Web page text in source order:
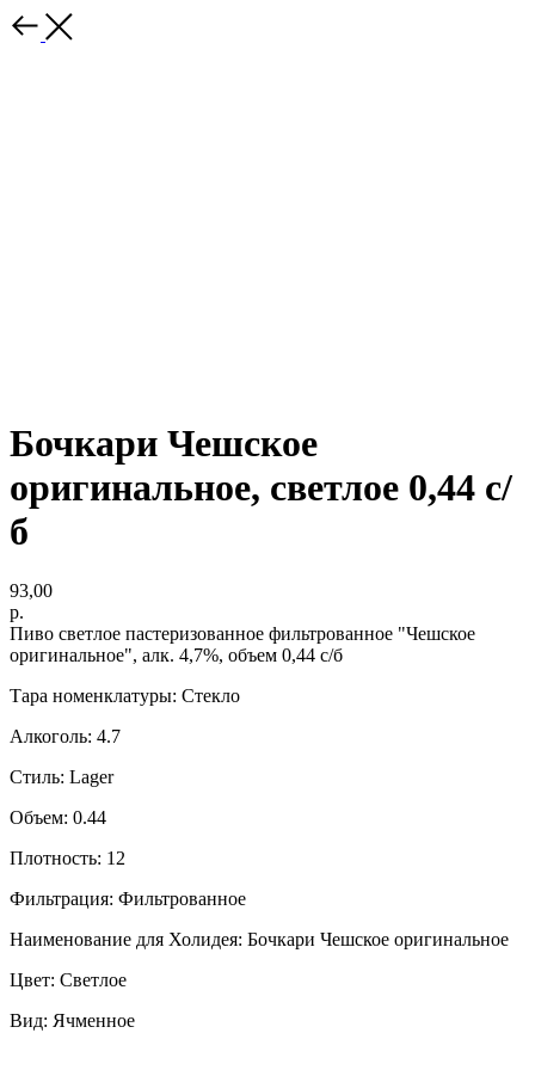
Бочкари Чешское
оригинальное, светлое 0,44 с/
б
93,00
р.
Пиво светлое пастеризованное фильтрованное "Чешское
оригинальное", алк. 4,7%, объем 0,44 с/б
Тара номенклатуры: Стекло
Алкоголь: 4.7
Стиль: Lager
Объем: 0.44
Плотность: 12
Фильтрация: Фильтрованное
Наименование для Холидея: Бочкари Чешское оригинальное
Цвет: Светлое
Вид: Ячменное